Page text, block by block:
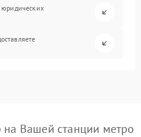
юридических
Вашей станции метро